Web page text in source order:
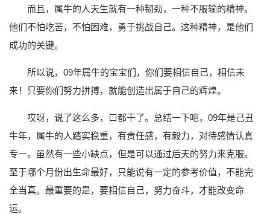
而且，属牛的人天生就有一种韧劲，一种不服输的精神。
他们不怕吃苦，不怕困难，勇于挑战自己。这种精神，是他们
成功的关键。
所以说，09年属牛的宝宝们，你们要相信自己，相信未
来！只要你们努力拼搏，就能创造出属于自己的辉煌。
哎呀，说了这么多，口都干了。总结一下吧，09年是己丑
牛年，属牛的人踏实稳重，有责任感，有毅力，对待感情认真
专一。虽然有一些小缺点，但是可以通过后天的努力来克服。
至于哪个月份出生命最好，只能说有一定的参考价值，不能完
全当真。最重要的是，要相信自己，努力奋斗，才能改变命
运。